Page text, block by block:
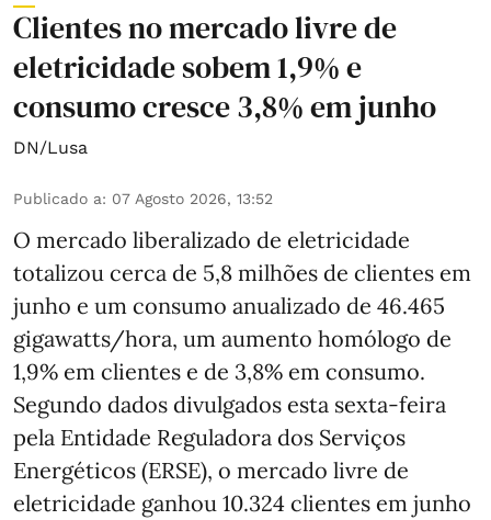
Clientes no mercado livre de
eletricidade sobem 1,9% e
consumo cresce 3,8% em junho
DN/Lusa
Publicado a: 07 Agosto 2026, 13:52
O mercado liberalizado de eletricidade
totalizou cerca de 5,8 milhões de clientes em
junho e um consumo anualizado de 46.465
gigawatts/hora, um aumento homólogo de
1,9% em clientes e de 3,8% em consumo.
Segundo dados divulgados esta sexta-feira
pela Entidade Reguladora dos Serviços
Energéticos (ERSE), o mercado livre de
eletricidade ganhou 10.324 clientes em junho